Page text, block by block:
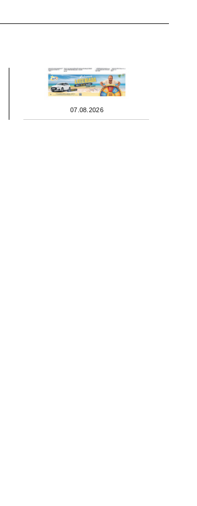
07.08.2026